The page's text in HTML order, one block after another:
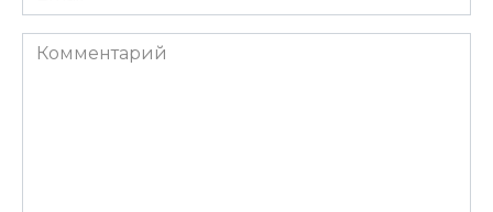
*
Комментарий